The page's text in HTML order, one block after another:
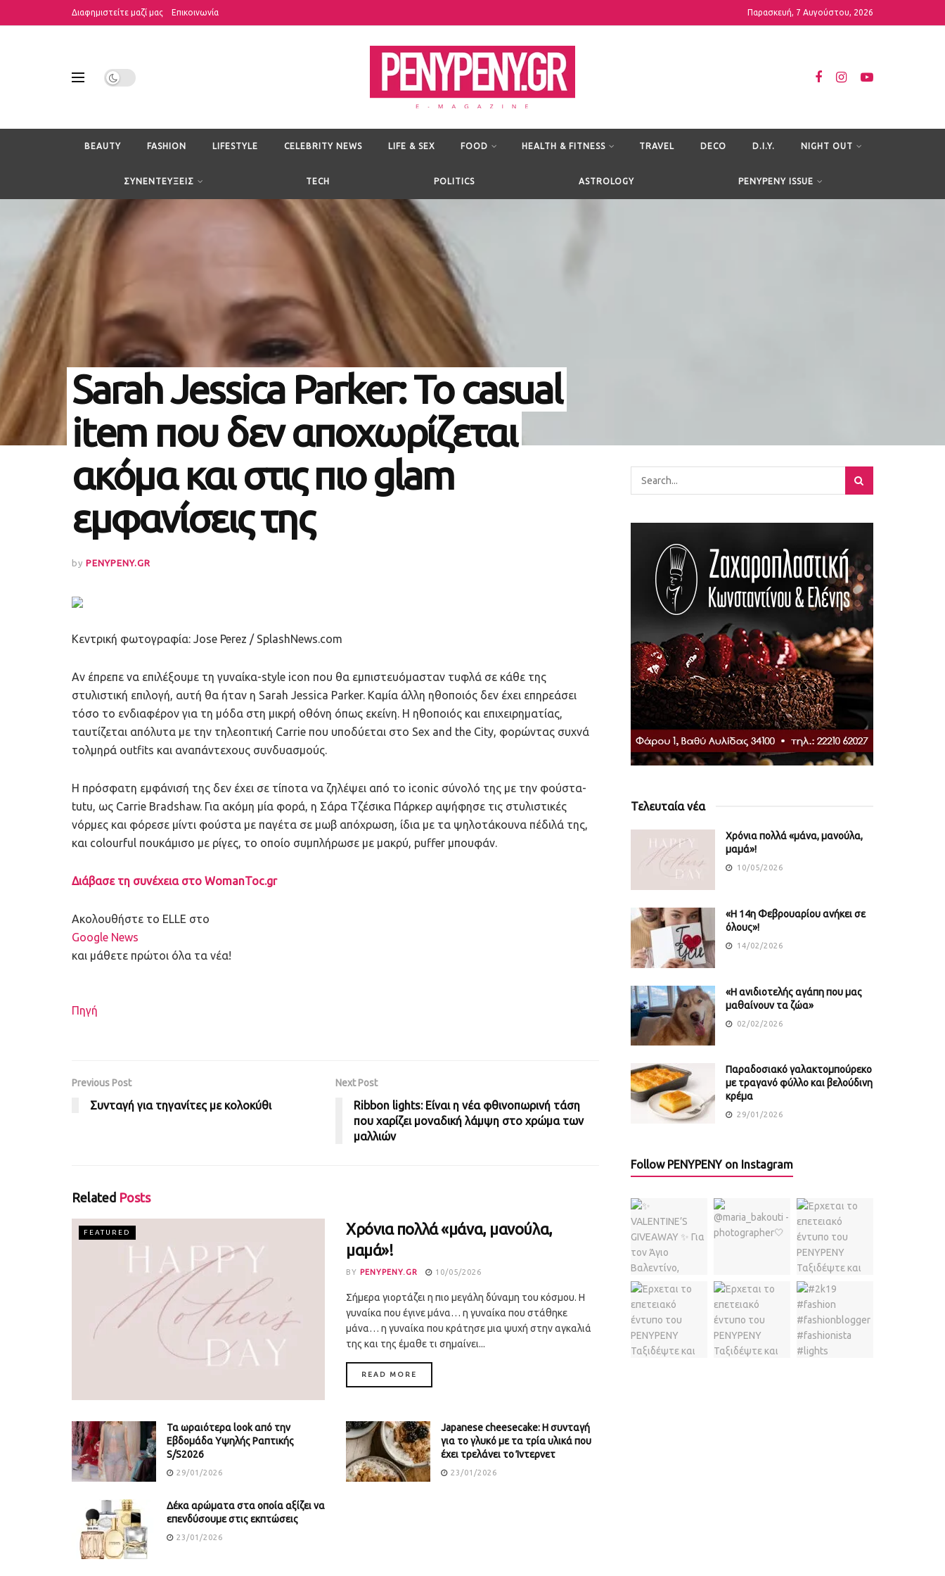
Διαφημιστείτε μαζί μας Επικοινωνία Παρασκευή, 7 Αυγούστου, 2026
BEAUTY FASHION LIFESTYLE CELEBRITY NEWS LIFE & SEX FOOD HEALTH & FITNESS TRAVEL DECO D.I.Y. NIGHT OUT
ΣΥΝΕΝΤΕΥΞΕΙΣ TECH POLITICS ASTROLOGY PENYPENY ISSUE
Sarah Jessica Parker: Το casual
item που δεν αποχωρίζεται
ακόμα και στις πιο glam
εμφανίσεις της
by PENYPENY.GR
Κεντρική φωτογραφία: Jose Perez / SplashNews.com
Αν έπρεπε να επιλέξουμε τη γυναίκα-style icon που θα εμπιστευόμασταν τυφλά σε κάθε της
στυλιστική επιλογή, αυτή θα ήταν η Sarah Jessica Parker. Καμία άλλη ηθοποιός δεν έχει επηρεάσει
τόσο το ενδιαφέρον για τη μόδα στη μικρή οθόνη όπως εκείνη. Η ηθοποιός και επιχειρηματίας,
ταυτίζεται απόλυτα με την τηλεοπτική Carrie που υποδύεται στο Sex and the City, φορώντας συχνά
τολμηρά outfits και αναπάντεχους συνδυασμούς.
Η πρόσφατη εμφάνισή της δεν έχει σε τίποτα να ζηλέψει από το iconic σύνολό της με την φούστα-
tutu, ως Carrie Bradshaw. Για ακόμη μία φορά, η Σάρα Τζέσικα Πάρκερ αψήφησε τις στυλιστικές
νόρμες και φόρεσε μίντι φούστα με παγέτα σε μωβ απόχρωση, ίδια με τα ψηλοτάκουνα πέδιλά της,
και colourful πουκάμισο με ρίγες, το οποίο συμπλήρωσε με μακρύ, puffer μπουφάν.
Διάβασε τη συνέχεια στο WomanToc.gr
Ακολουθήστε το ELLE στο
Google News
και μάθετε πρώτοι όλα τα νέα!
Πηγή
Previous Post
Συνταγή για τηγανίτες με κολοκύθι
Next Post
Ribbon lights: Είναι η νέα φθινοπωρινή τάση
που χαρίζει μοναδική λάμψη στο χρώμα των
μαλλιών
Related Posts
FEATURED
Χρόνια πολλά «μάνα, μανούλα,
μαμά»!
BY PENYPENY.GR 10/05/2026
Σήμερα γιορτάζει η πιο μεγάλη δύναμη του κόσμου. Η
γυναίκα που έγινε μάνα… η γυναίκα που στάθηκε
μάνα… η γυναίκα που κράτησε μια ψυχή στην αγκαλιά
της και της έμαθε τι σημαίνει...
READ MORE
Τα ωραιότερα look από την
Εβδομάδα Υψηλής Ραπτικής
S/S2026
29/01/2026
Japanese cheesecake: Η συνταγή
για το γλυκό με τα τρία υλικά που
έχει τρελάνει το Ίντερνετ
23/01/2026
Δέκα αρώματα στα οποία αξίζει να
επενδύσουμε στις εκπτώσεις
23/01/2026
Τελευταία νέα
Χρόνια πολλά «μάνα, μανούλα,
μαμά»!
10/05/2026
«Η 14η Φεβρουαρίου ανήκει σε
όλους»!
14/02/2026
«Η ανιδιοτελής αγάπη που μας
μαθαίνουν τα ζώα»
02/02/2026
Παραδοσιακό γαλακτομπούρεκο
με τραγανό φύλλο και βελούδινη
κρέμα
29/01/2026
Follow PENYPENY on Instagram